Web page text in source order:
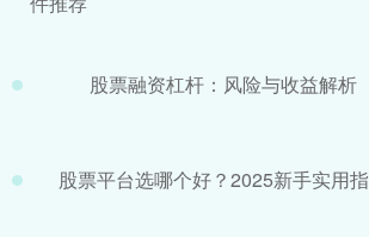
股票融资杠杆：风险与收益解析
股票平台选哪个好？2025新手实用